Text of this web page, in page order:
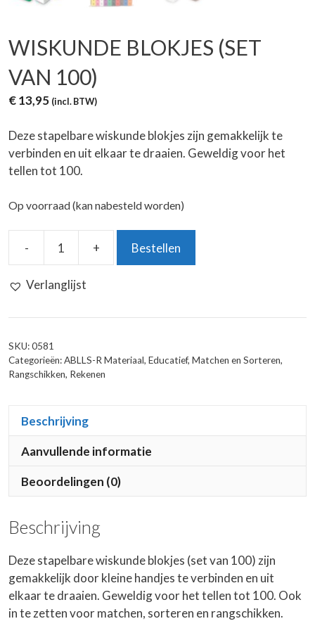
WISKUNDE BLOKJES (SET
VAN 100)
€13,95 (incl. BTW)
Deze stapelbare wiskunde blokjes zijn gemakkelijk te
verbinden en uit elkaar te draaien. Geweldig voor het
tellen tot 100.
Op voorraad (kan nabesteld worden)
-
Wiskunde
+ Bestellen
Verlanglijst
SKU:0581
Categorieën:ABLLS-R Materiaal, Educatief, Matchen en Sorteren,
Rangschikken, Rekenen
Beschrijving
Aanvullende informatie
Beoordelingen (0)
Beschrijving
Deze stapelbare wiskunde blokjes (set van 100) zijn
gemakkelijk door kleine handjes te verbinden en uit
elkaar te draaien. Geweldig voor het tellen tot 100. Ook
in te zetten voor matchen, sorteren en rangschikken.